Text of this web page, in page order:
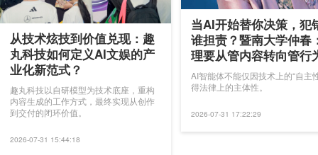
从技术炫技到价值兑现：趣
丸科技如何定义AI文娱的产
业化新范式？
趣丸科技以自研模型为技术底座，重构
内容生成的工作方式，最终实现从创作
到交付的闭环价值。
2026-07-31 15:44:18
当AI开始替你决策，犯
谁担责？暨南大学仲春
理要从管内容转向管行
AI智能体不能仅因技术上的“自主
得法律上的主体性。
2026-07-31 17:22:29